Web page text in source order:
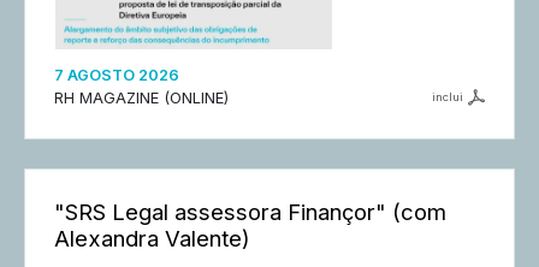
7 AGOSTO 2026
RH MAGAZINE (ONLINE)
inclui
"SRS Legal assessora Finançor" (com
Alexandra Valente)